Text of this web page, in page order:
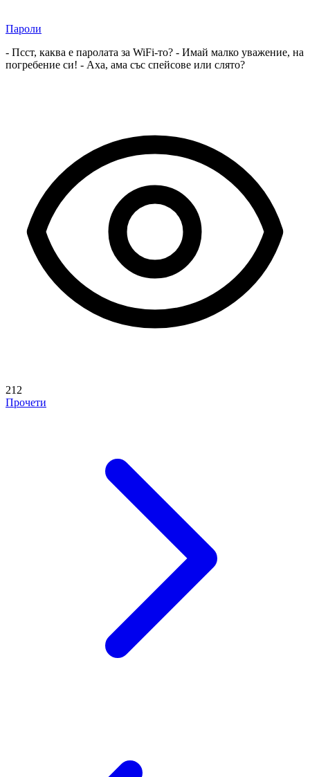
Пароли
‎- Псст, каква е паролата за WiFi-то? - Имай малко уважение, на
погребение си! - Аха, ама със спейсове или слято?
212
Прочети